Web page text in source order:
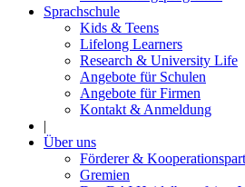
Sprachschule
Kids & Teens
Lifelong Learners
Research & University Life
Angebote für Schulen
Angebote für Firmen
Kontakt & Anmeldung
|
Über uns
Förderer &
Gremien